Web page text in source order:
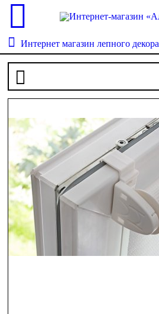
Интернет магазин лепного декора